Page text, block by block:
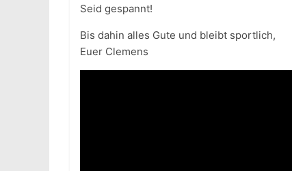
Seid gespannt!
Bis dahin alles Gute und bleibt sportlich,
Euer Clemens